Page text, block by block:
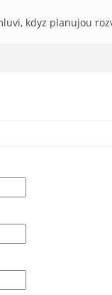
kdyz planujou